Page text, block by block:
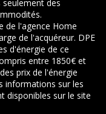
des
de l'agence Home
de l'acquéreur. DPE
d'énergie de ce
entre 1850€ et
prix de l'énergie
informations sur les
disponibles sur le site